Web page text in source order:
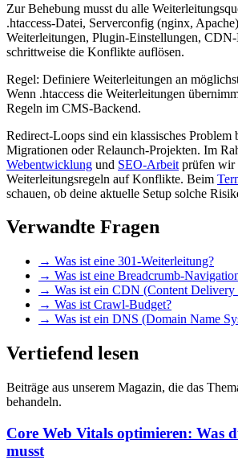
Zur Behebung musst du alle
.htaccess-Datei, Serverconfig (nginx,
Weiterleitungen, Plugin-Einstellungen,
schrittweise die Konflikte auflösen.
Regel: Definiere Weiterleitungen an
Wenn .htaccess die Weiterleitungen
Regeln im CMS-Backend.
Redirect-Loops sind ein klassisches Problem
Migrationen oder Relaunch-Projekten. Im
Webentwicklung und SEO-Arbeit prüfen wir
Weiterleitungsregeln auf Konflikte. Beim
schauen, ob deine aktuelle Setup solche
Verwandte Fragen
→ Was ist eine 301-Weiterleitung?
→ Was ist eine Breadcrumb-
→ Was ist ein CDN (Content
→ Was ist Crawl-Budget?
→ Was ist ein DNS (Domain Name
Vertiefend lesen
Beiträge aus unserem Magazin, die das
behandeln.
Core Web Vitals optimieren: Was
musst